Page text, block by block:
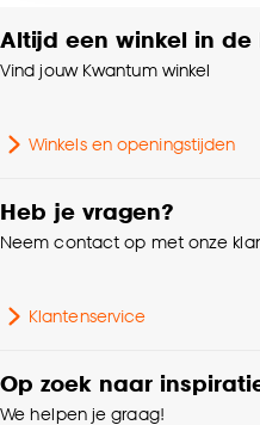
klikken.
Goed om te weten is
cookieverklaring
.
Gewicht gram per m2
Soort stof
Altijd een winkel in de
Vind jouw Kwantum winkel
Winkels en openingstijden
Heb je vragen?
Neem contact op met onze
Klantenservice
Op zoek naar
We helpen je graag!